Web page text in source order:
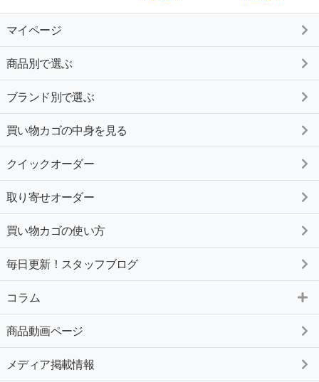
マイページ
商品別で選ぶ
ブランド別で選ぶ
買い物カゴの中身を見る
クイックオーダー
取り寄せオーダー
買い物カゴの使い方
毎日更新！スタッフブログ
コラム
商品動画ページ
メディア掲載情報